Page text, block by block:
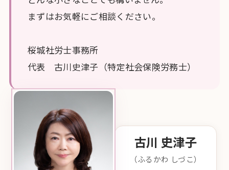
まずはお気軽にご相談ください。
桜城社労士事務所
代表 古川史津子（特定社会保険労務士）
古川 史津子
（ふるかわ しづこ）